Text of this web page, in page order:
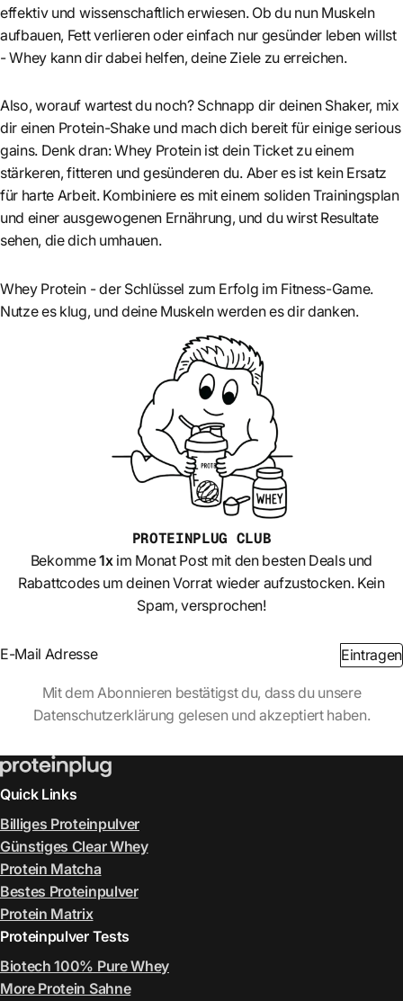
effektiv und wissenschaftlich erwiesen. Ob du nun Muskeln
aufbauen, Fett verlieren oder einfach nur gesünder leben willst
- Whey kann dir dabei helfen, deine Ziele zu erreichen.
Also, worauf wartest du noch? Schnapp dir deinen Shaker, mix
dir einen Protein-Shake und mach dich bereit für einige serious
gains. Denk dran: Whey Protein ist dein Ticket zu einem
stärkeren, fitteren und gesünderen du. Aber es ist kein Ersatz
für harte Arbeit. Kombiniere es mit einem soliden Trainingsplan
und einer ausgewogenen Ernährung, und du wirst Resultate
sehen, die dich umhauen.
Whey Protein - der Schlüssel zum Erfolg im Fitness-Game.
Nutze es klug, und deine Muskeln werden es dir danken.
PROTEINPLUG CLUB
Bekomme1xim Monat Post mit den besten Deals und
Rabattcodes um deinen Vorrat wieder aufzustocken. Kein
Spam, versprochen!
Section Eintragen
AbschnittMit dem Abonnieren bestätigst du, dass du unsere
Datenschutzerklärung gelesen und akzeptiert haben.
Quick Links
Billiges Proteinpulver
Günstiges Clear Whey
Protein Matcha
Bestes Proteinpulver
Protein Matrix
Proteinpulver Tests
Biotech 100% Pure Whey
More Protein Sahne